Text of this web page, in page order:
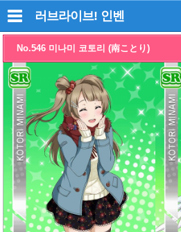
러브라이브! 인벤
No.546 미나미 코토리 (南ことり)